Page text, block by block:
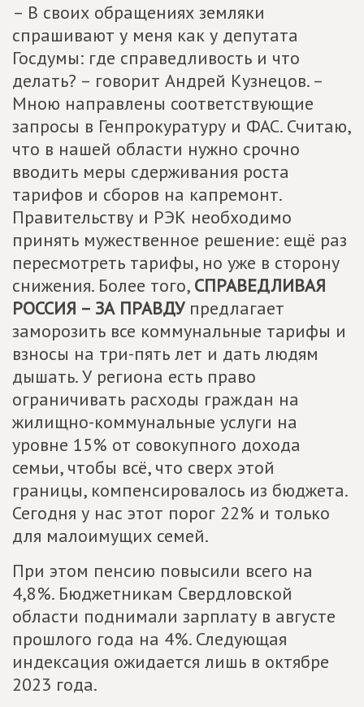
– В своих обращениях земляки
спрашивают у меня как у депутата
Госдумы: где справедливость и что
делать? – говорит Андрей Кузнецов. –
Мною направлены соответствующие
запросы в Генпрокуратуру и ФАС. Считаю,
что в нашей области нужно срочно
вводить меры сдерживания роста
тарифов и сборов на капремонт.
Правительству и РЭК необходимо
принять мужественное решение: ещё раз
пересмотреть тарифы, но уже в сторону
снижения. Более того, СПРАВЕДЛИВАЯ
РОССИЯ – ЗА ПРАВДУпредлагает
заморозить все коммунальные тарифы и
взносы на три-пять лет и дать людям
дышать. У региона есть право
ограничивать расходы граждан на
жилищно-коммунальные услуги на
уровне 15% от совокупного дохода
семьи, чтобы всё, что сверх этой
границы, компенсировалось из бюджета.
Сегодня у нас этот порог 22% и только
для малоимущих семей.
При этом пенсию повысили всего на
4,8%. Бюджетникам Свердловской
области поднимали зарплату в августе
прошлого года на 4%. Следующая
индексация ожидается лишь в октябре
2023 года.